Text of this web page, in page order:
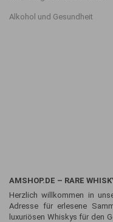
Alkohol und Gesundheit
AMSHOP.DE – RARE
Herzlich willkommen in
Adresse für erlesene
luxuriösen Whiskys für den